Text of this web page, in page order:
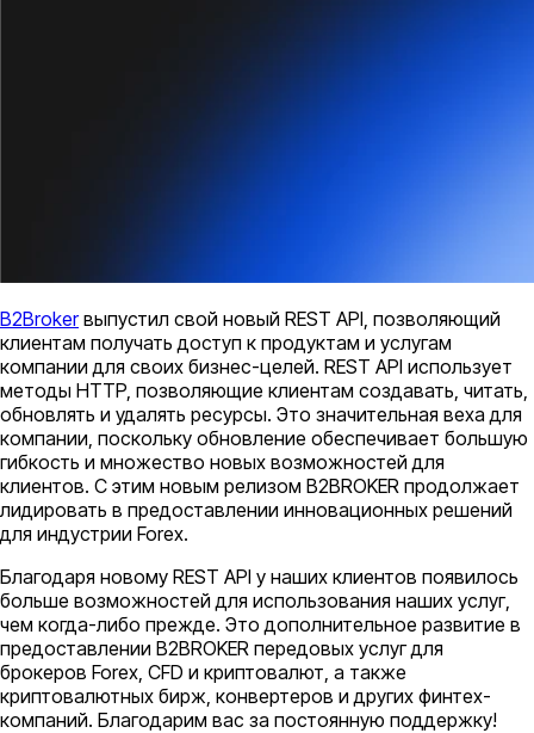
B2Brokerвыпустил свой новый REST API, позволяющий
клиентам получать доступ к продуктам и услугам
компании для своих бизнес-целей. REST API использует
методы HTTP, позволяющие клиентам создавать, читать,
обновлять и удалять ресурсы. Это значительная веха для
компании, поскольку обновление обеспечивает большую
гибкость и множество новых возможностей для
клиентов. С этим новым релизом B2BROKER продолжает
лидировать в предоставлении инновационных решений
для индустрии Forex.
Благодаря новому REST API у наших клиентов появилось
больше возможностей для использования наших услуг,
чем когда-либо прежде. Это дополнительное развитие в
предоставлении B2BROKER передовых услуг для
брокеров Forex, CFD и криптовалют, а также
криптовалютных бирж, конвертеров и других финтех-
компаний. Благодарим вас за постоянную поддержку!